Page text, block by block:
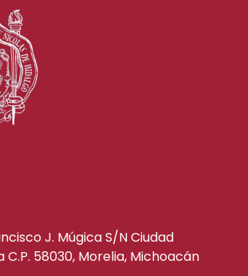
J. Múgica S/N Ciudad
C.P. 58030, Morelia, Michoacán